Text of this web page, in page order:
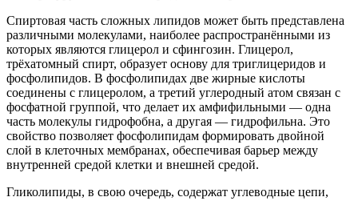
Спиртовая часть сложных липидов может быть представлена
различными молекулами, наиболее распространёнными из
которых являются глицерол и сфингозин. Глицерол,
трёхатомный спирт, образует основу для триглицеридов и
фосфолипидов. В фосфолипидах две жирные кислоты
соединены с глицеролом, а третий углеродный атом связан с
фосфатной группой, что делает их амфифильными — одна
часть молекулы гидрофобна, а другая — гидрофильна. Это
свойство позволяет фосфолипидам формировать двойной
слой в клеточных мембранах, обеспечивая барьер между
внутренней средой клетки и внешней средой.
Гликолипиды, в свою очередь, содержат углеводные цепи,